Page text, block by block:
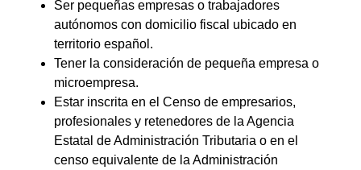
Ser pequeñas empresas o trabajadores
autónomos con domicilio fiscal ubicado en
territorio español.
Tener la consideración de pequeña empresa o
microempresa.
Estar inscrita en el Censo de empresarios,
profesionales y retenedores de la Agencia
Estatal de Administración Tributaria o en el
censo equivalente de la Administración